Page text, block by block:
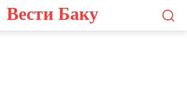
Вести Баку